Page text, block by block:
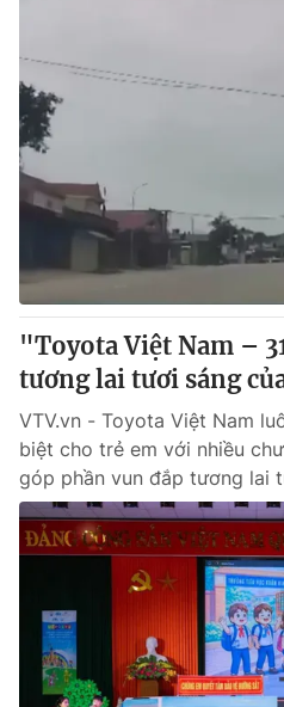
"Toyota Việt Nam –
tương lai tươi sáng
VTV.vn - Toyota Việt Nam
biệt cho trẻ em với nhiều
góp phần vun đắp tương lai